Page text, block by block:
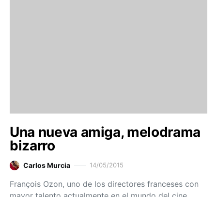
Una nueva amiga, melodrama
bizarro
Carlos Murcia 14/05/2015
François Ozon, uno de los directores franceses con